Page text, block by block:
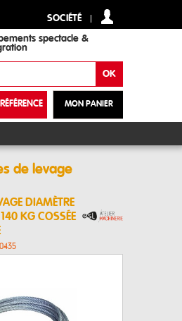
SOCIÉTÉ
spectacle &
MON PANIER
de levage
DIAMÈTRE
KG COSSÉE